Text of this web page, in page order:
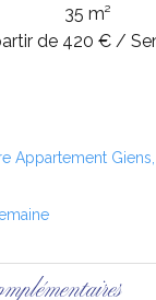
35 m²
de 420 € /
Appartement Giens,